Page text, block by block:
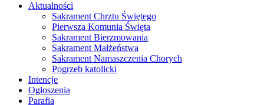
Aktualności
Sakrament Chrztu Świętego
Pierwsza Komunia Święta
Sakrament Bierzmowania
Sakrament Małżeństwa
Sakrament Namaszczenia Chorych
Pogrzeb katolicki
Intencje
Ogłoszenia
Parafia